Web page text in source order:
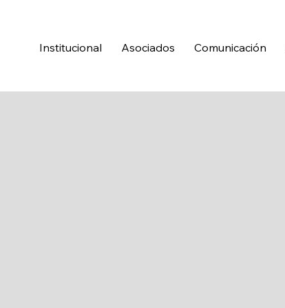
Institucional Asociados Comunicación